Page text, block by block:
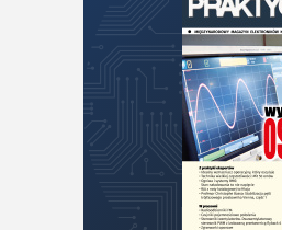
Optoelektronika
PCB/Montaż
Podstawy elektroniki
Podzespoły bierne
Półprzewodniki
Pomiary i testy
Projektowanie